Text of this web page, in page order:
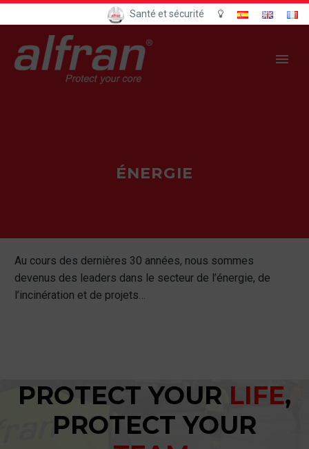
Santé et sécurité
ÉNERGIE
Au cours des dernières 30 années, nous sommes
devenus des leaders dans le secteur de l’énergie, de
l’incinération et de projets…
PROTECT YOUR LIFE,
PROTECT YOUR